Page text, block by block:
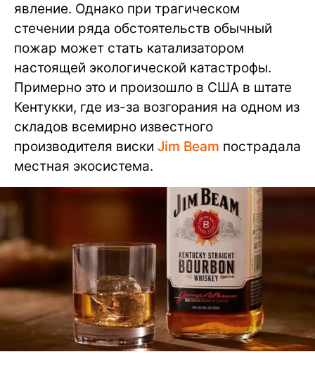
явление. Однако при трагическом
стечении ряда обстоятельств обычный
пожар может стать катализатором
настоящей экологической катастрофы.
Примерно это и произошло в США в штате
Кентукки, где из-за возгорания на одном из
складов всемирно известного
производителя виски Jim Beam пострадала
местная экосистема.